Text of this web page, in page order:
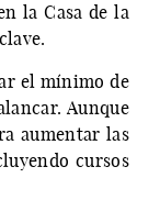
la Casa de la
el mínimo de
Aunque
aumentar las
cursos